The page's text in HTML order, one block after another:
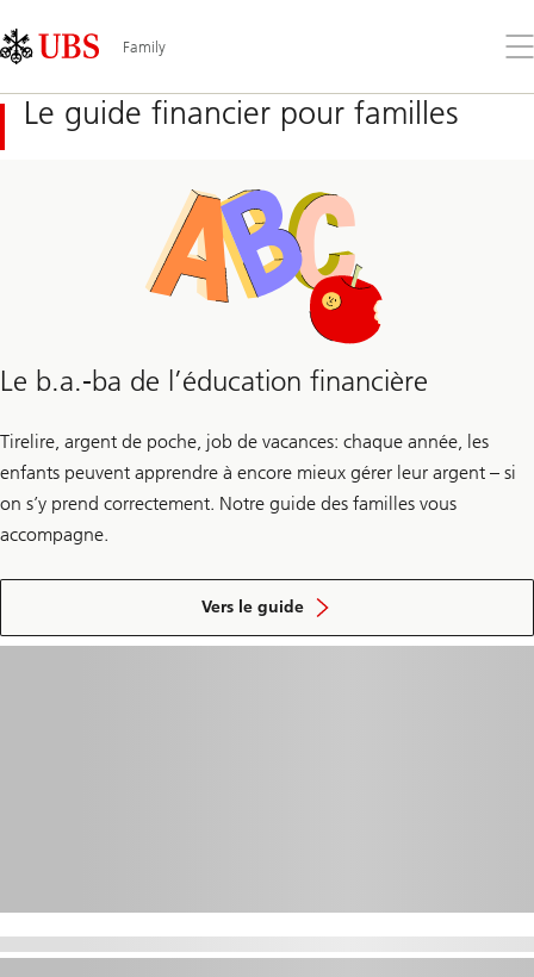
Links
Area
Family
le
Le guide financier pour familles
Le b.a.-ba de l’éducation financière
Tirelire, argent de poche, job de vacances: chaque année, les
enfants peuvent apprendre à encore mieux gérer leur argent – si
on s’y prend correctement. Notre guide des familles vous
accompagne.
Vers le guide
sur